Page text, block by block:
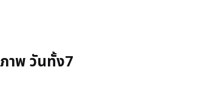
าพ วันทั้ง7